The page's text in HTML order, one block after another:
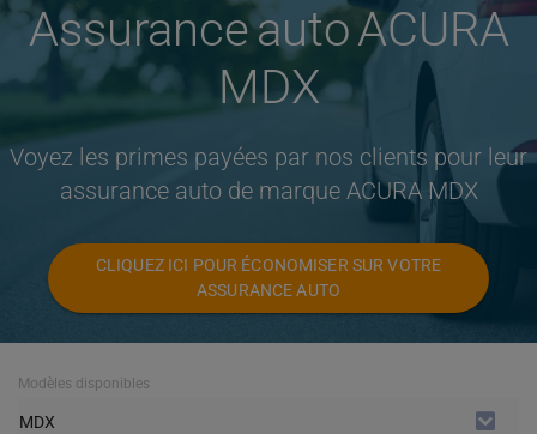
Assurance auto ACURA
MDX
Voyez les primes payées par nos clients pour leur
assurance auto de marque ACURA MDX
CLIQUEZ ICI POUR ÉCONOMISER SUR VOTRE
ASSURANCE AUTO
Modèles disponibles
MDX